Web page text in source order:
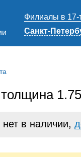
Филиалы в 17-
Санкт-
в наличии,